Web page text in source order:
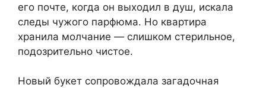
его почте, когда он выходил в душ, искала
следы чужого парфюма. Но квартира
хранила молчание — слишком стерильное,
подозрительно чистое.
Новый букет сопровождала загадочная